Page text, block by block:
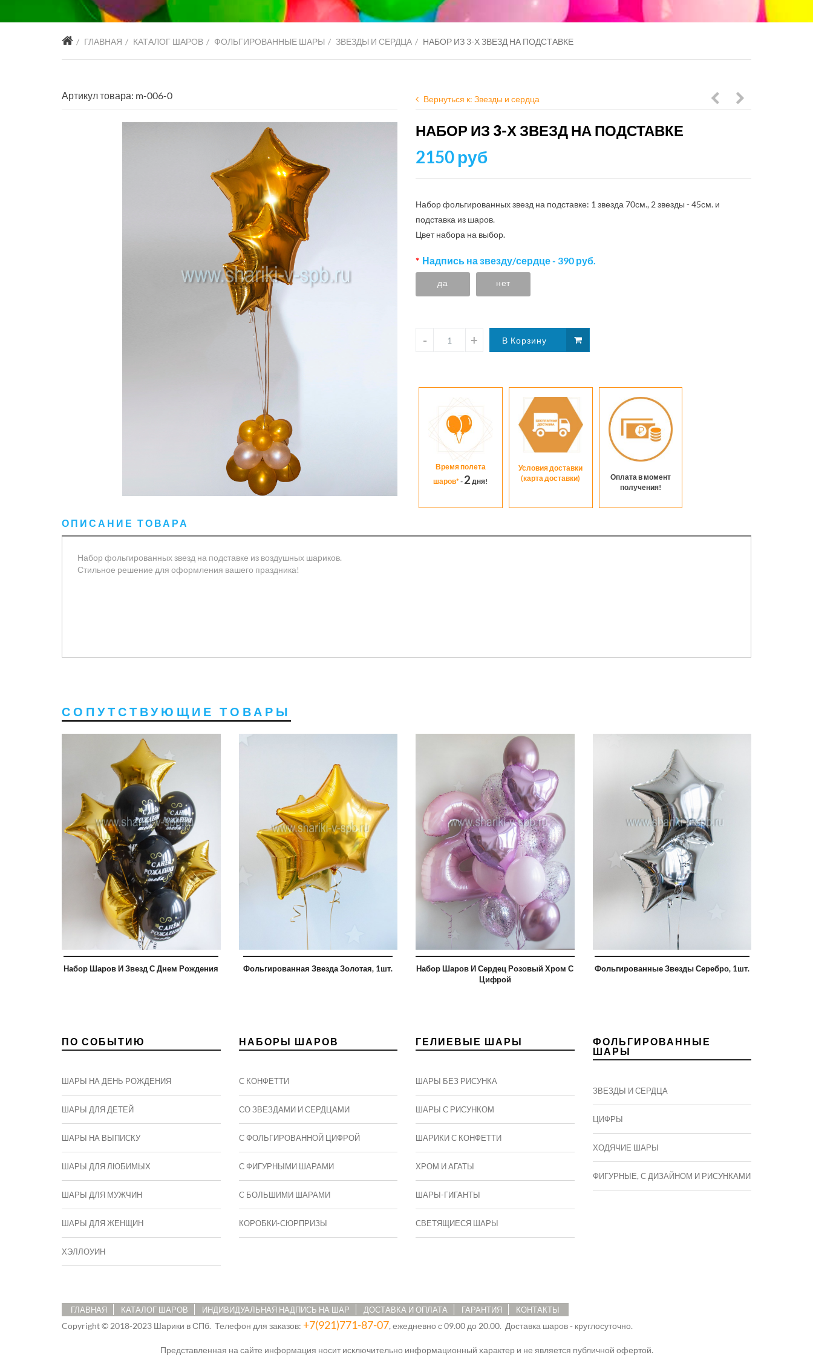
ГЛАВНАЯ КАТАЛОГ ШАРОВ ФОЛЬГИРОВАННЫЕ ШАРЫ ЗВЕЗДЫ И СЕРДЦА НАБОР ИЗ 3-Х ЗВЕЗД НА ПОДСТАВКЕ
Артикул товара: m-006-0 Вернуться к: Звезды и сердца
тассел
НАБОР ИЗ 3-Х ЗВЕЗД НА ПОДСТАВКЕ
2150 руб
Набор фольгированных звезд на подставке: 1 звезда 70см., 2 звезды - 45см. и
подставка из шаров.
Цвет набора на выбор.
Надпись на звезду/сердце - 390 руб.
да нет
Время полета
шаров*- 2 дня!
Условия доставки
(карта доставки)
Оплата в момент
получения!
ОПИСАНИЕ ТОВАРА
Набор фольгированных звезд на подставке из воздушных шариков.
Стильное решение для оформления вашего праздника!
СОПУТСТВУЮЩИЕ ТОВАРЫ
Набор Шаров И Звезд С Днем Рождения Фольгированная Звезда Золотая, 1шт.
Набор Шаров И Сердец Розовый Хром С
Цифрой
Фольгированные Звезды Серебро, 1шт.
ПО СОБЫТИЮ
ШАРЫ НА ДЕНЬ РОЖДЕНИЯ
ШАРЫ ДЛЯ ДЕТЕЙ
ШАРЫ НА ВЫПИСКУ
ШАРЫ ДЛЯ ЛЮБИМЫХ
ШАРЫ ДЛЯ МУЖЧИН
ШАРЫ ДЛЯ ЖЕНЩИН
ХЭЛЛОУИН
НАБОРЫ ШАРОВ
С КОНФЕТТИ
СО ЗВЕЗДАМИ И СЕРДЦАМИ
С ФОЛЬГИРОВАННОЙ ЦИФРОЙ
С ФИГУРНЫМИ ШАРАМИ
C БОЛЬШИМИ ШАРАМИ
КОРОБКИ-СЮРПРИЗЫ
ГЕЛИЕВЫЕ ШАРЫ
ШАРЫ БЕЗ РИСУНКА
ШАРЫ С РИСУНКОМ
ШАРИКИ С КОНФЕТТИ
ХРОМ И АГАТЫ
ШАРЫ-ГИГАНТЫ
СВЕТЯЩИЕСЯ ШАРЫ
ФОЛЬГИРОВАННЫЕ
ШАРЫ
ЗВЕЗДЫ И СЕРДЦА
ЦИФРЫ
ХОДЯЧИЕ ШАРЫ
ФИГУРНЫЕ, С ДИЗАЙНОМ И РИСУНКАМИ
ГЛАВНАЯ КАТАЛОГ ШАРОВ ИНДИВИДУАЛЬНАЯ НАДПИСЬ НА ШАР ДОСТАВКА И ОПЛАТА ГАРАНТИЯ КОНТАКТЫ
Copyright © 2018-2023 Шарики в СПб. Телефон для заказов: +7(921)771-87-07, ежедневно с 09.00 до 20.00. Доставка шаров - круглосуточно.
Представленная на сайте информация носит исключительно информационный характер и не является публичной офертой.